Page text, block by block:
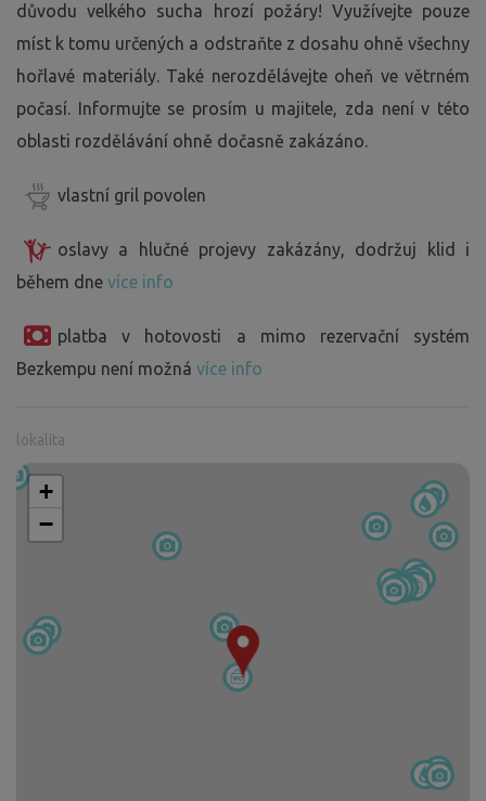
důvodu velkého sucha hrozí požáry! Využívejte pouze
míst k tomu určených a odstraňte z dosahu ohně všechny
hořlavé materiály. Také nerozdělávejte oheň ve větrném
počasí. Informujte se prosím u majitele, zda není v této
oblasti rozdělávání ohně dočasně zakázáno.
vlastní gril povolen
oslavy a hlučné projevy zakázány, dodržuj klid i
během dne více info
platba v hotovosti a mimo rezervační systém
Bezkempu není možná více info
lokalita
+
−